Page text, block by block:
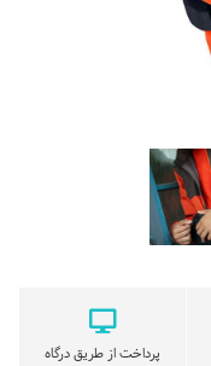
پرداخت از طریق درگاه